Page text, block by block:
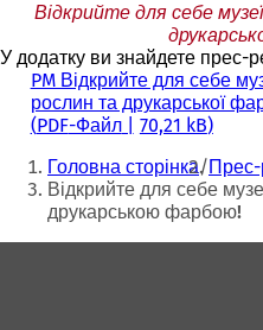
Відкрийте для себе
У додатку ви знайдете прес-
PM Відкрийте для себе
рослин та друкарської
PDF-Файл 70,21 kB
Ти
тут:
Головна сторінка Прес-
Відкрийте для себе
друкарською фарбою!